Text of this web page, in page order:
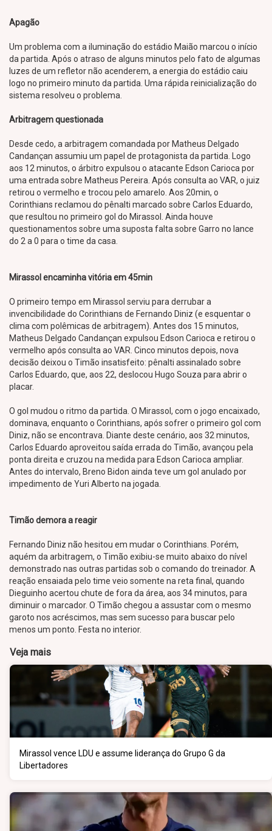
Apagão
Um problema com a iluminação do estádio Maião marcou o início
da partida. Após o atraso de alguns minutos pelo fato de algumas
luzes de um refletor não acenderem, a energia do estádio caiu
logo no primeiro minuto da partida. Uma rápida reinicialização do
sistema resolveu o problema.
Arbitragem questionada
Desde cedo, a arbitragem comandada por Matheus Delgado
Candançan assumiu um papel de protagonista da partida. Logo
aos 12 minutos, o árbitro expulsou o atacante Edson Carioca por
uma entrada sobre Matheus Pereira. Após consulta ao VAR, o juiz
retirou o vermelho e trocou pelo amarelo. Aos 20min, o
Corinthians reclamou do pênalti marcado sobre Carlos Eduardo,
que resultou no primeiro gol do Mirassol. Ainda houve
questionamentos sobre uma suposta falta sobre Garro no lance
do 2 a 0 para o time da casa.
Mirassol encaminha vitória em 45min
O primeiro tempo em Mirassol serviu para derrubar a
invencibilidade do Corinthians de Fernando Diniz (e esquentar o
clima com polêmicas de arbitragem). Antes dos 15 minutos,
Matheus Delgado Candançan expulsou Edson Carioca e retirou o
vermelho após consulta ao VAR. Cinco minutos depois, nova
decisão deixou o Timão insatisfeito: pênalti assinalado sobre
Carlos Eduardo, que, aos 22, deslocou Hugo Souza para abrir o
placar.
O gol mudou o ritmo da partida. O Mirassol, com o jogo encaixado,
dominava, enquanto o Corinthians, após sofrer o primeiro gol com
Diniz, não se encontrava. Diante deste cenário, aos 32 minutos,
Carlos Eduardo aproveitou saída errada do Timão, avançou pela
ponta direita e cruzou na medida para Edson Carioca ampliar.
Antes do intervalo, Breno Bidon ainda teve um gol anulado por
impedimento de Yuri Alberto na jogada.
Timão demora a reagir
Fernando Diniz não hesitou em mudar o Corinthians. Porém,
aquém da arbitragem, o Timão exibiu-se muito abaixo do nível
demonstrado nas outras partidas sob o comando do treinador. A
reação ensaiada pelo time veio somente na reta final, quando
Dieguinho acertou chute de fora da área, aos 34 minutos, para
diminuir o marcador. O Timão chegou a assustar com o mesmo
garoto nos acréscimos, mas sem sucesso para buscar pelo
menos um ponto. Festa no interior.
Veja mais
Mirassol vence LDU e assume liderança do Grupo G da
Libertadores